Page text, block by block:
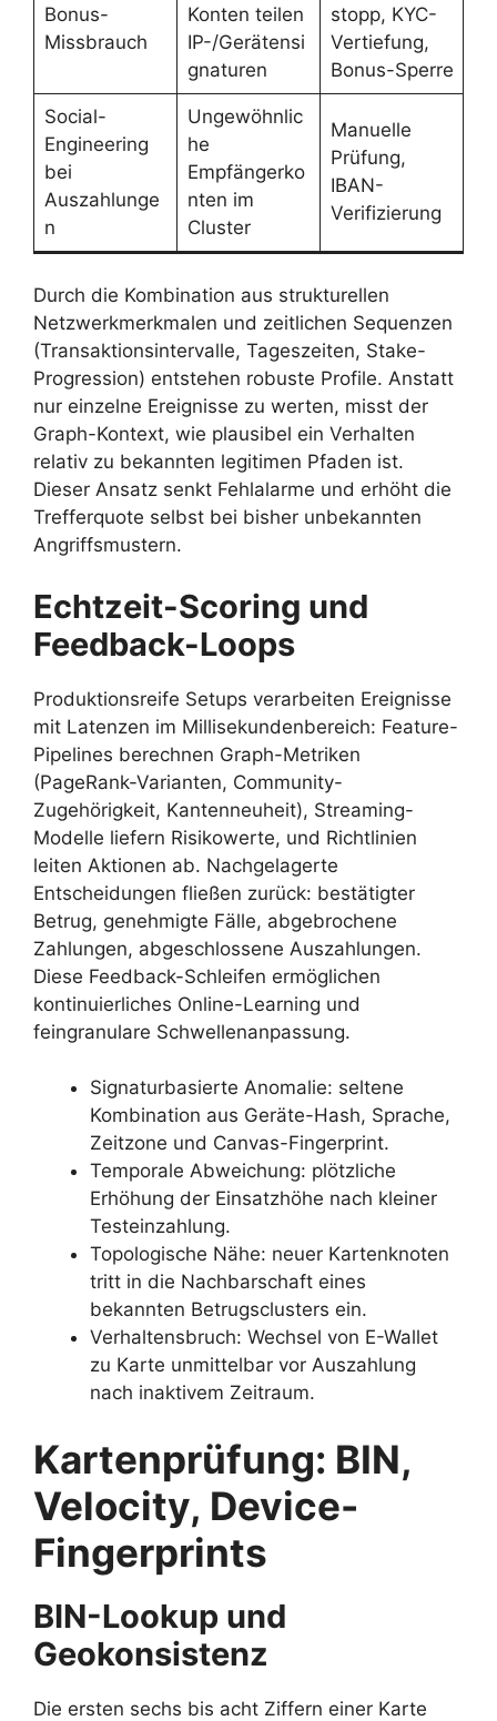
Bonus-
Missbrauch
Konten teilen
IP-/Gerätensi
gnaturen
stopp, KYC-
Vertiefung,
Bonus-Sperre
Social-
Engineering
bei
Auszahlunge
n
Ungewöhnlic
he
Empfängerko
nten im
Cluster
Manuelle
Prüfung,
IBAN-
Verifizierung
Durch die Kombination aus strukturellen
Netzwerkmerkmalen und zeitlichen Sequenzen
(Transaktionsintervalle, Tageszeiten, Stake-
Progression) entstehen robuste Profile. Anstatt
nur einzelne Ereignisse zu werten, misst der
Graph-Kontext, wie plausibel ein Verhalten
relativ zu bekannten legitimen Pfaden ist.
Dieser Ansatz senkt Fehlalarme und erhöht die
Trefferquote selbst bei bisher unbekannten
Angriffsmustern.
Echtzeit-Scoring und
Feedback-Loops
Produktionsreife Setups verarbeiten Ereignisse
mit Latenzen im Millisekundenbereich: Feature-
Pipelines berechnen Graph-Metriken
(PageRank-Varianten, Community-
Zugehörigkeit, Kantenneuheit), Streaming-
Modelle liefern Risikowerte, und Richtlinien
leiten Aktionen ab. Nachgelagerte
Entscheidungen fließen zurück: bestätigter
Betrug, genehmigte Fälle, abgebrochene
Zahlungen, abgeschlossene Auszahlungen.
Diese Feedback-Schleifen ermöglichen
kontinuierliches Online-Learning und
feingranulare Schwellenanpassung.
Signaturbasierte Anomalie: seltene
Kombination aus Geräte-Hash, Sprache,
Zeitzone und Canvas-Fingerprint.
Temporale Abweichung: plötzliche
Erhöhung der Einsatzhöhe nach kleiner
Testeinzahlung.
Topologische Nähe: neuer Kartenknoten
tritt in die Nachbarschaft eines
bekannten Betrugsclusters ein.
Verhaltensbruch: Wechsel von E-Wallet
zu Karte unmittelbar vor Auszahlung
nach inaktivem Zeitraum.
Kartenprüfung: BIN,
Velocity, Device-
Fingerprints
BIN-Lookup und
Geokonsistenz
Die ersten sechs bis acht Ziffern einer Karte